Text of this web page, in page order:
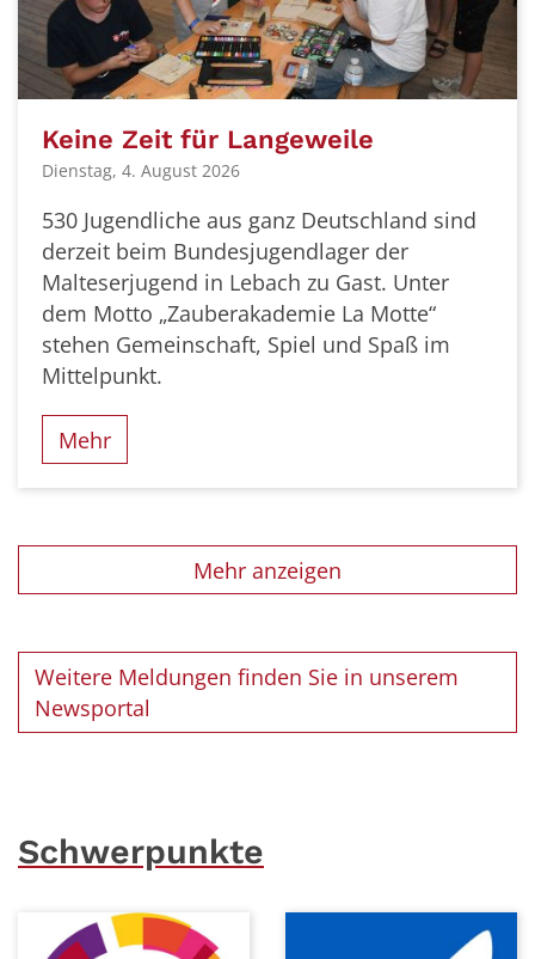
Keine Zeit für Langeweile
Dienstag, 4. August 2026
530 Jugendliche aus ganz Deutschland sind
derzeit beim Bundesjugendlager der
Malteserjugend in Lebach zu Gast. Unter
dem Motto „Zauberakademie La Motte“
stehen Gemeinschaft, Spiel und Spaß im
Mittelpunkt.
Mehr
Mehr anzeigen
Weitere Meldungen finden Sie in unserem
Newsportal
Schwerpunkte